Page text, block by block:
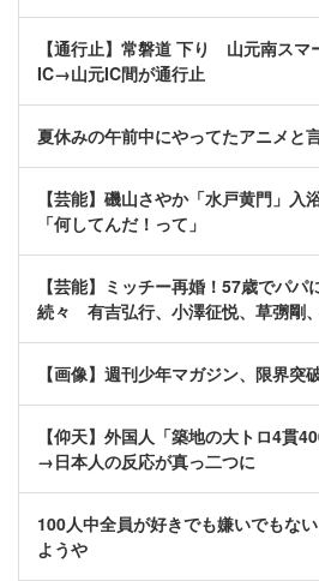
【通行止】常磐道 下り 山元南ス
IC→山元IC間が通行止
夏休みの午前中にやってたアニメと
【芸能】磯山さやか「水戸黄門」入
「何してんだ！って」
【芸能】ミッチー再婚！57歳でパ
続々 有吉弘行、小澤征悦、草彅剛
【画像】週刊少年マガジン、限界突
【仰天】外国人「築地の大トロ4貫
→日本人の反応が真っ二つに
100人中全員が好きでも嫌いでもな
ようや